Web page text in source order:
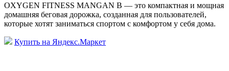
OXYGEN FITNESS MANGAN B — это компактная и мощная
домашняя беговая дорожка, созданная для пользователей,
которые хотят заниматься спортом с комфортом у себя дома.
Купить на Яндекс.Маркет